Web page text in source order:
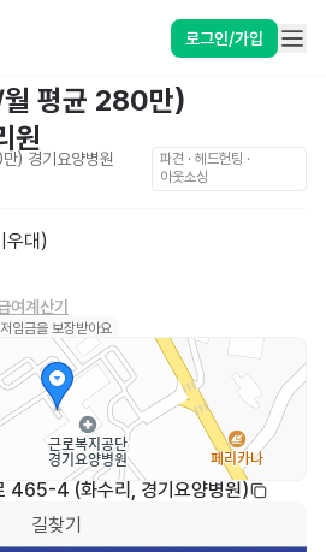
로그인/가입
평균 280만)
원
) 경기요양병원
파견 · 헤드헌팅 ·
아웃소싱
우대 )
여계산기
임금을 보장받아요
465-4 (화수리, 경기요양병원)
길찾기